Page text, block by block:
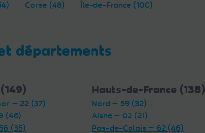
Corse (48) Île-de-France (100)
départements
— 22 (37)
(46)
(36)
Hauts-de-France (138)
Nord — 59 (32)
Aisne — 02 (21)
Pas-de-Calais — 62 (46)